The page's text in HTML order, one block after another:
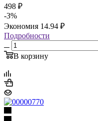
498 ₽
-3%
Экономия 14.94 ₽
Подробности
В корзину